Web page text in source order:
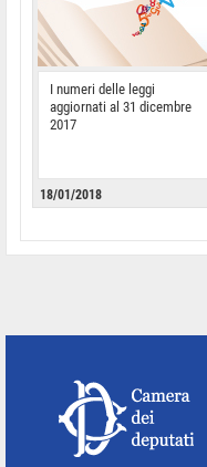
I numeri delle leggi
aggiornati al 31 dicembre
2017
18/01/2018